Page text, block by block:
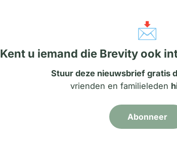
📩
Kent u iemand die Brevity ook
Stuur deze nieuwsbrief gratis
vrienden en familieleden
Abonneer